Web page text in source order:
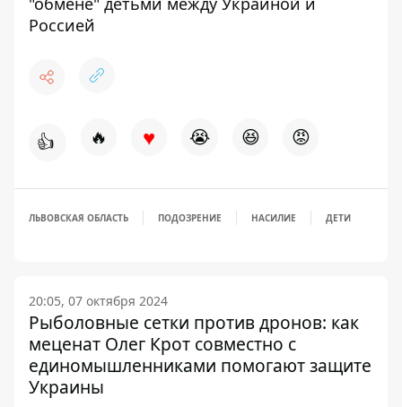
Россией
👍 🔥 ♥ 😭 😆 😡
ЛЬВОВСКАЯ ОБЛАСТЬ ПОДОЗРЕНИЕ НАСИЛИЕ ДЕТИ
20:05, 07 октября 2024
Рыболовные сетки против дронов: как
меценат Олег Крот совместно с
единомышленниками помогают защите
Украины